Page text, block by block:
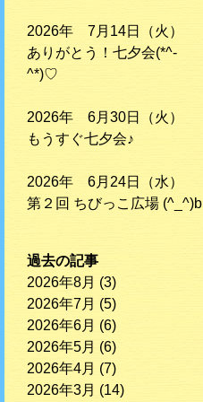
2026年 7月14日（火）
ありがとう！七夕会(*^-
^*)♡
2026年 6月30日（火）
もうすぐ七夕会♪
2026年 6月24日（水）
第２回 ちびっこ広場 (^_^)b
過去の記事
2026年8月 (3)
2026年7月 (5)
2026年6月 (6)
2026年5月 (6)
2026年4月 (7)
2026年3月 (14)